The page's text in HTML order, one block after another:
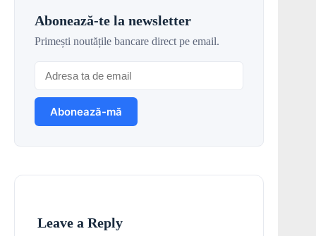
Abonează-te la newsletter
Primești noutățile bancare direct pe email.
Leave a Reply